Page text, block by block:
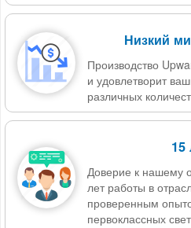
Низкий
Производство
и удовлетворит
различных
15
Доверие к нашему
лет работы в
проверенным
первоклассных